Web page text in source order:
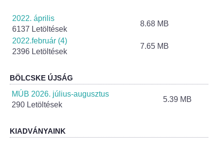
Szerződések
Helyi Esélyegyenlőség Program
Alapítványok
Helyi Építési Szabályzat
2022. április
6137 Letöltések
8.68 MB
2022.február (4)
2396 Letöltések
7.65 MB
BÖLCSKE ÚJSÁG
MÚB 2026. július-augusztus
290 Letöltések
5.39 MB
KIADVÁNYAINK